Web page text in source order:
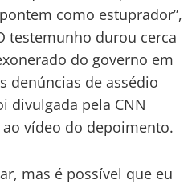
como estuprador”,
testemunho durou cerca
do governo em
denúncias de assédio
divulgada pela CNN
vídeo do depoimento.
mas é possível que eu